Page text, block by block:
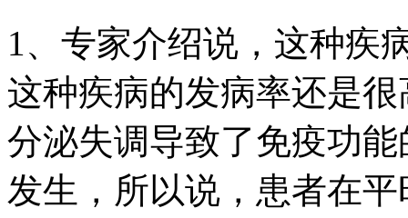
1、专家介绍说，这种疾
这种疾病的发病率还是
分泌失调导致了免疫功
发生，所以说，患者在